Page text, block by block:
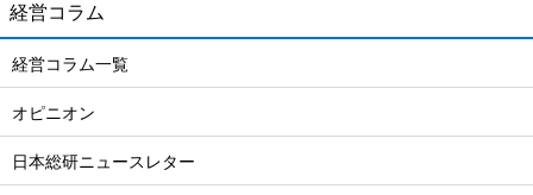
経営コラム
経営コラム一覧
オピニオン
日本総研ニュースレター